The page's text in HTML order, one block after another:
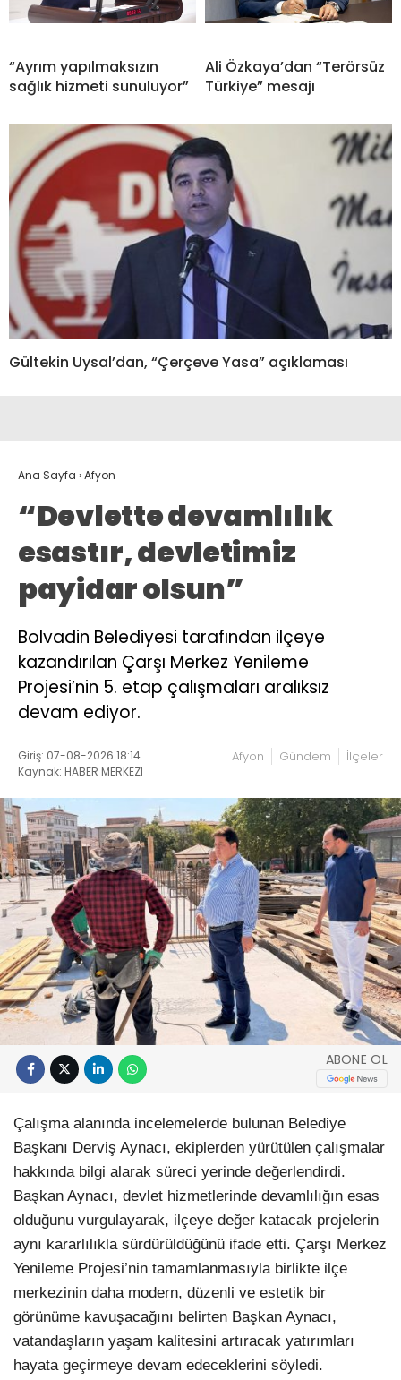
“Ayrım yapılmaksızın
sağlık hizmeti sunuluyor”
Ali Özkaya’dan “Terörsüz
Türkiye” mesajı
Gültekin Uysal’dan, “Çerçeve Yasa” açıklaması
Ana Sayfa ›Afyon
“Devlette devamlılık
esastır, devletimiz
payidar olsun”
Bolvadin Belediyesi tarafından ilçeye
kazandırılan Çarşı Merkez Yenileme
Projesi’nin 5. etap çalışmaları aralıksız
devam ediyor.
Giriş: 07-08-2026 18:14
Kaynak: HABER MERKEZI
Afyon Gündem İlçeler
ABONE OL
Çalışma alanında incelemelerde bulunan Belediye
Başkanı Derviş Aynacı, ekiplerden yürütülen çalışmalar
hakkında bilgi alarak süreci yerinde değerlendirdi.
Başkan Aynacı, devlet hizmetlerinde devamlılığın esas
olduğunu vurgulayarak, ilçeye değer katacak projelerin
aynı kararlılıkla sürdürüldüğünü ifade etti. Çarşı Merkez
Yenileme Projesi’nin tamamlanmasıyla birlikte ilçe
merkezinin daha modern, düzenli ve estetik bir
görünüme kavuşacağını belirten Başkan Aynacı,
vatandaşların yaşam kalitesini artıracak yatırımları
hayata geçirmeye devam edeceklerini söyledi.